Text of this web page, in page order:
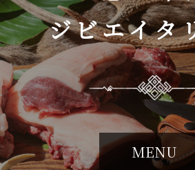
ジビエイタ
MENU